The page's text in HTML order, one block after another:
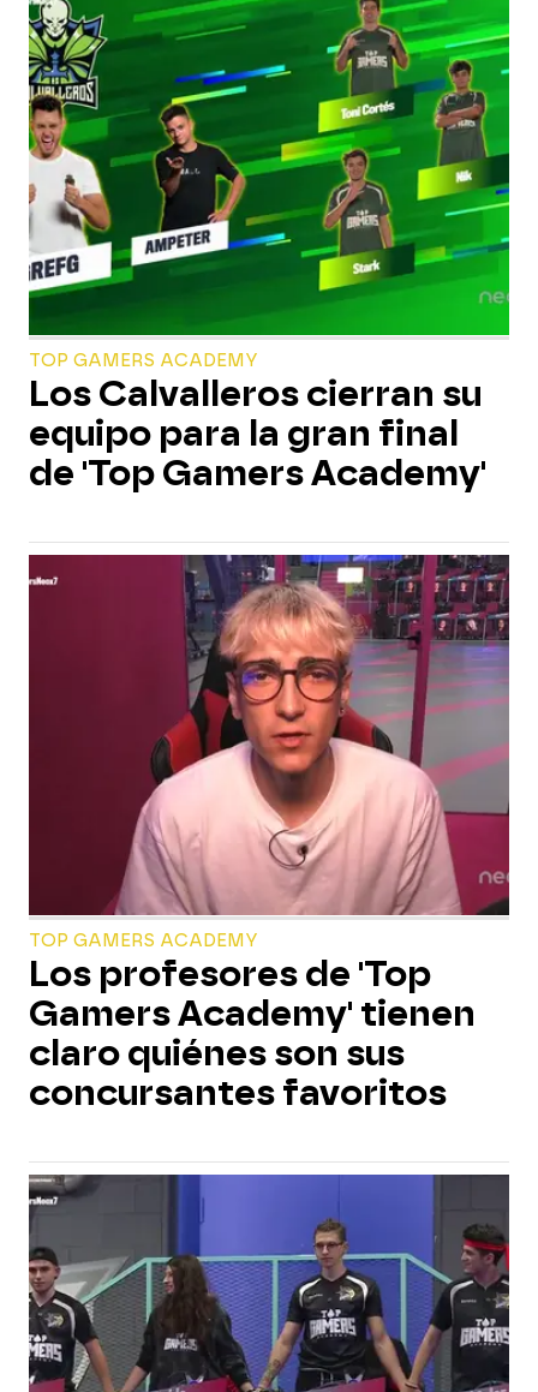
TOP GAMERS ACADEMY
Los Calvalleros cierran su
equipo para la gran final
de 'Top Gamers Academy'
TOP GAMERS ACADEMY
Los profesores de 'Top
Gamers Academy' tienen
claro quiénes son sus
concursantes favoritos